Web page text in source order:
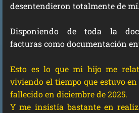
desentendieron totalmente de mí.
Disponiendo de toda la
facturas como documentación
Esto es lo que mi hijo me
viviendo el tiempo que estuvo
fallecido en diciembre de 2025.
Y me insistía bastante en